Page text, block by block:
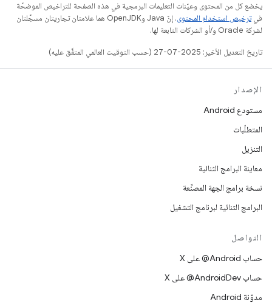
يخضع كل من المحتوى وعيّنات التعليمات البرمجية في هذه الصفحة للتراخيص الموضحّة
فيترخيص استخدام المحتوى
. إنّ Java وOpenJDK هما علامتان تجاريتان مسجَّلتان
لشركة Oracle و/أو الشركات التابعة لها.
تاريخ التعديل الأخير: 2025-07-27 (حسب التوقيت العالمي المتفَّق عليه)
الإصدار
مستودع Android
المتطلّبات
التنزيل
معاينة البرامج الثنائية
نسخة برامج الجهة المصنِّعة
البرامج الثنائية لبرنامج التشغيل
التواصل
حساب ‎@Android على X
حساب ‎@AndroidDev على X
مدوّنة Android